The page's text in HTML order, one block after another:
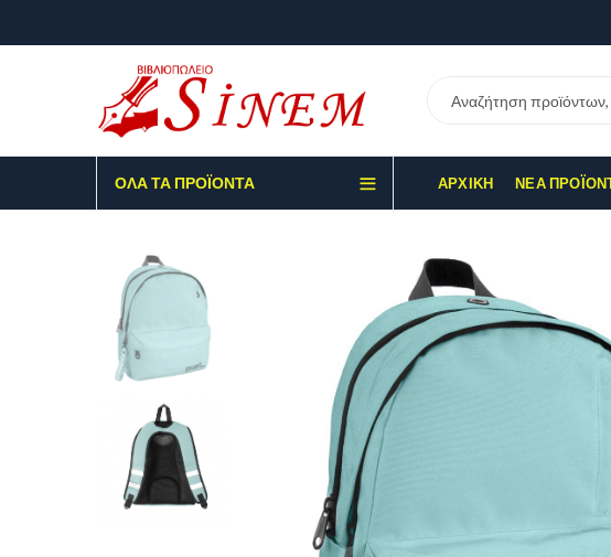
ΌΛΑ ΤΑ ΠΡΟΪΌΝΤΑ ΑΡΧΙΚΉ ΝΈΑ